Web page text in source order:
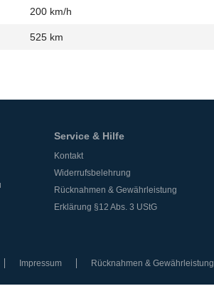
200 km/h
525 km
Service & Hilfe
Kontakt
Widerrufsbelehrung
Rücknahmen & Gewährleistung
Erklärung §12 Abs. 3 UStG
Impressum Rücknahmen & Gewährleistung